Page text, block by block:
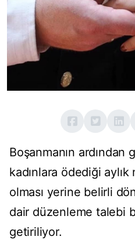
Boşanmanın
kadınlara ödediği aylık
olması yerine belirli
dair düzenleme talebi
getiriliyor.